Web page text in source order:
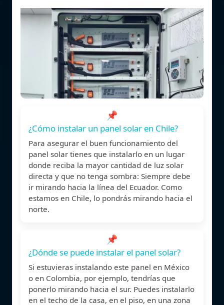
📌
¿Cómo instalar un panel solar en Chile?
Para asegurar el buen funcionamiento del
panel solar tienes que instalarlo en un lugar
donde reciba la mayor cantidad de luz solar
directa y que no tenga sombra: Siempre debe
ir mirando hacia la línea del Ecuador. Como
estamos en Chile, lo pondrás mirando hacia el
norte.
📌
¿Dónde se puede instalar el panel solar?
Si estuvieras instalando este panel en México
o en Colombia, por ejemplo, tendrías que
ponerlo mirando hacia el sur. Puedes instalarlo
en el techo de la casa, en el piso, en una zona